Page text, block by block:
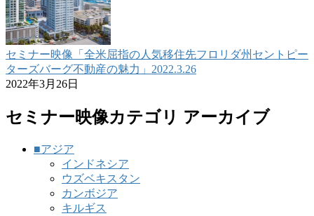
セミナー映像「全米屈指の人気移住先フロリダ州セントピー
ターズバーグ不動産の魅力」2022.3.26
2022年3月26日
セミナー映像カテゴリ アーカイブ
■アジア
インドネシア
ウズベキスタン
カンボジア
キルギス